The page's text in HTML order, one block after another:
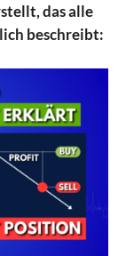
das alle
beschreibt: